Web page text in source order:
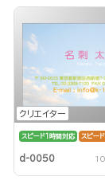
クリエイター
スピード1時間対応 スピー
d-0050